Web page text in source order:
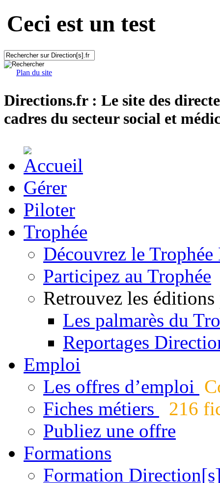
Ceci est un test
Plan du site
Directions.fr : Le site des
cadres du secteur social et
Gérer
Piloter
Trophée
Découvrez le
Participez au Trophée
Retrouvez les éditions
Les palmarès du
Reportages
Emploi
Les offres d’emploi
Fiches métiers
216
Publiez une offre
Formations
Formation